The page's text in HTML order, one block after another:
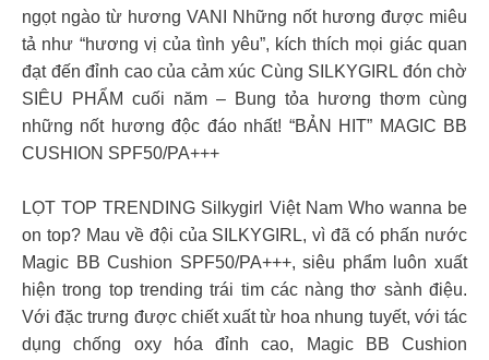
ngọt ngào từ hương VANI Những nốt hương được miêu
tả như “hương vị của tình yêu”, kích thích mọi giác quan
đạt đến đỉnh cao của cảm xúc Cùng SILKYGIRL đón chờ
SIÊU PHẨM cuối năm – Bung tỏa hương thơm cùng
những nốt hương độc đáo nhất! “BẢN HIT” MAGIC BB
CUSHION SPF50/PA+++
LỌT TOP TRENDING Silkygirl Việt Nam Who wanna be
on top? Mau về đội của SILKYGIRL, vì đã có phấn nước
Magic BB Cushion SPF50/PA+++, siêu phẩm luôn xuất
hiện trong top trending trái tim các nàng thơ sành điệu.
Với đặc trưng được chiết xuất từ hoa nhung tuyết, với tác
dụng chống oxy hóa đỉnh cao, Magic BB Cushion